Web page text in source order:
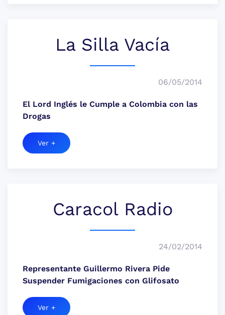
La Silla Vacía
06/05/2014
El Lord Inglés le Cumple a Colombia con las
Drogas
Ver +
Caracol Radio
24/02/2014
Representante Guillermo Rivera Pide
Suspender Fumigaciones con Glifosato
Ver +